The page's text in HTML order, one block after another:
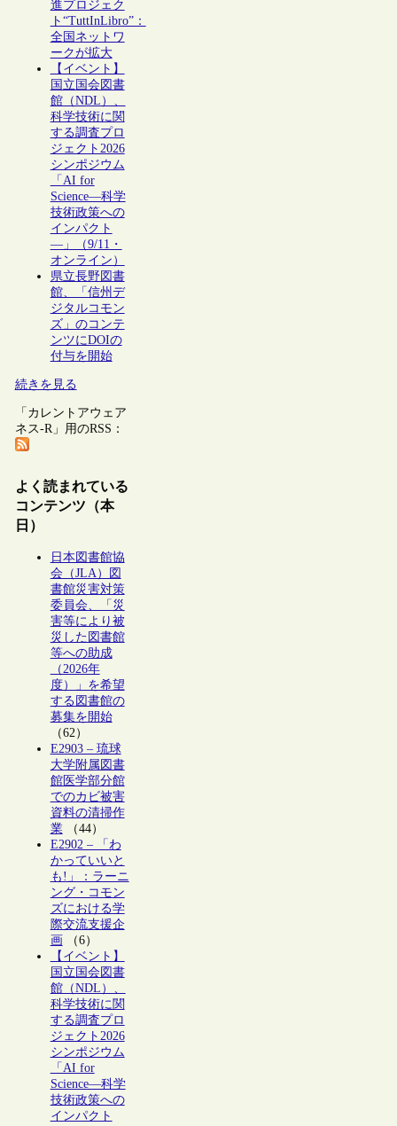
進プロジェク
ト“TuttInLibro”：
全国ネットワ
ークが拡大
【イベント】
国立国会図書
館（NDL）、
科学技術に関
する調査プロ
ジェクト2026
シンポジウム
「AI for
Science―科学
技術政策への
インパクト
―」（9/11・
オンライン）
県立長野図書
館、「信州デ
ジタルコモン
ズ」のコンテ
ンツにDOIの
付与を開始
続きを見る
「カレントアウェア
ネス-R」用のRSS：
よく読まれている
コンテンツ（本
日）
日本図書館協
会（JLA）図
書館災害対策
委員会、「災
害等により被
災した図書館
等への助成
（2026年
度）」を希望
する図書館の
募集を開始
（62）
E2903 – 琉球
大学附属図書
館医学部分館
でのカビ被害
資料の清掃作
業（44）
E2902 – 「わ
かっていいと
も!」：ラーニ
ング・コモン
ズにおける学
際交流支援企
画 （6）
【イベント】
国立国会図書
館（NDL）、
科学技術に関
する調査プロ
ジェクト2026
シンポジウム
「AI for
Science―科学
技術政策への
インパクト